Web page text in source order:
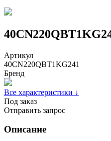
Артикул
40CN220QBT1KG241
Бренд
Все характеристики ↓
Под заказ
Отправить запрос
Описание